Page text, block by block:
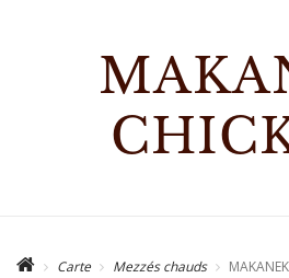
Carte Mezzés chauds